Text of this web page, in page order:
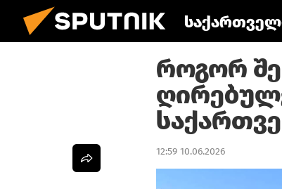
როგორ
12:59 10.06.2026